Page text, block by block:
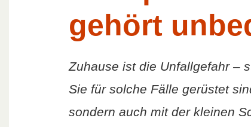
gehört
Zuhause ist die Unfallgefahr –
Sie für solche Fälle gerüstet
sondern auch mit der kleinen